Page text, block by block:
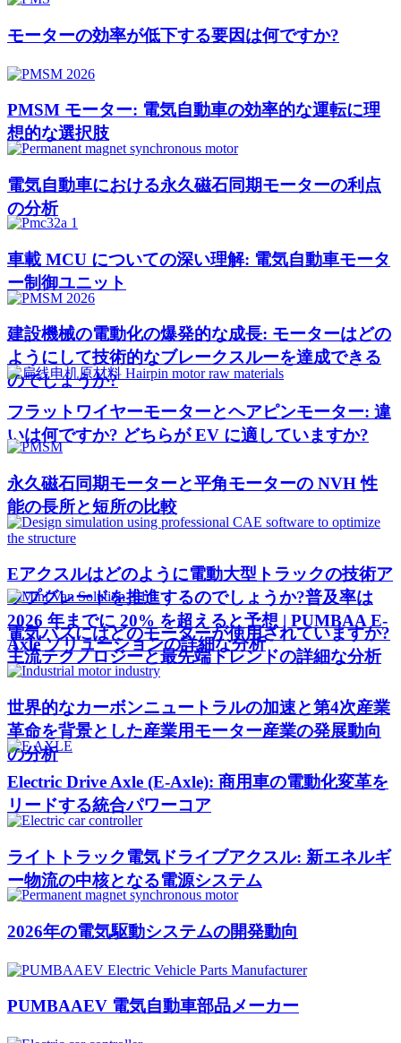
モーターの効率が低下する要因は何ですか?
PMSM モーター: 電気自動車の効率的な運転に理
想的な選択肢
電気自動車における永久磁石同期モーターの利点
の分析
車載 MCU についての深い理解: 電気自動車モータ
ー制御ユニット
建設機械の電動化の爆発的な成長: モーターはどの
ようにして技術的なブレークスルーを達成できる
のでしょうか?
フラットワイヤーモーターとヘアピンモーター: 違
いは何ですか? どちらが EV に適していますか?
永久磁石同期モーターと平角モーターの NVH 性
能の長所と短所の比較
Eアクスルはどのように電動大型トラックの技術ア
ップグレードを推進するのでしょうか?普及率は
2026 年までに 20% を超えると予想 | PUMBAA E-
Axle ソリューションの詳細な分析
電気バスにはどのモーターが使用されていますか?
主流テクノロジーと最先端トレンドの詳細な分析
世界的なカーボンニュートラルの加速と第4次産業
革命を背景とした産業用モーター産業の発展動向
の分析
Electric Drive Axle (E-Axle): 商用車の電動化変革を
リードする統合パワーコア
ライトトラック電気ドライブアクスル: 新エネルギ
ー物流の中核となる電源システム
2026年の電気駆動システムの開発動向
PUMBAAEV 電気自動車部品メーカー